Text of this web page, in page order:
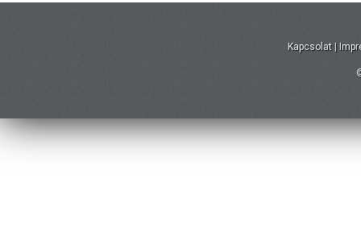
Kapcsolat |